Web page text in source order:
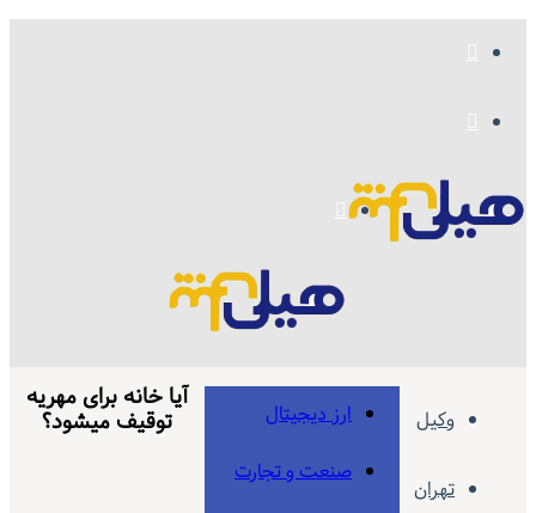
جستجو
برای
تغییر
پوسته
منو
وکیل
تهران
ارز دیجیتال
صنعت و تجارت
آیا خانه برای مهریه
توقیف میشود؟